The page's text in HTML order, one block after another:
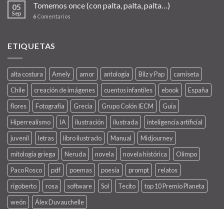
05
Sep
Tomemos once (con palta, palta, palta…)
6 Comentarios
ETIQUETAS
alta costura Amely amor antología Bilz y Pap
camiseta
Chile
creación de imágenes cuentos infantiles ebook
España
flores
Fotografía Grecia Grupo Colón IECM
Guía
Hiperrealismo
IA ilustración ilustrada
inteligencia artificial
juvenil
letras libro ilustrado Manual
Midjourney
mitología griega
Neruda novela novela histórica
Olimpo
Paco Rosco
pdf poemas poesía prompt
relatos
rigoberto
rosa software Sol Tecito
top 10 Premio Planeta
weón
Álex Duvauchelle